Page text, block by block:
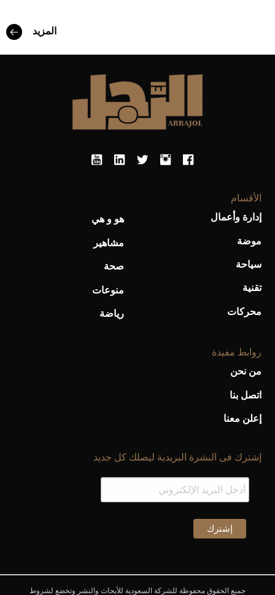
المزيد
الأقسام
إدارة وأعمال
موضة
سياحة
تقنية
محركات
هو و هي
مشاهير
صحة
منوعات
رياضة
روابط مفيدة
من نحن
اتصل بنا
إعلن معنا
إشترك فى النشرة البريدية ليصلك كل جديد
جميع الحقوق محفوظة للشركة السعودية للأبحاث والنشر وتخضع لشروط